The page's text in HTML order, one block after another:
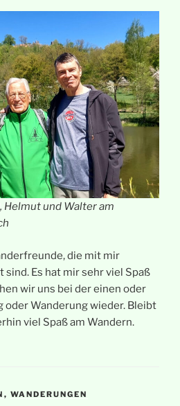
Helmut und Walter am
die mit mir
Es hat mir sehr viel Spaß
wir uns bei der einen oder
oder Wanderung wieder. Bleibt
viel Spaß am Wandern.
, WANDERUNGEN